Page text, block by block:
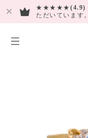
★★★★★ (4.9)
ただいています。